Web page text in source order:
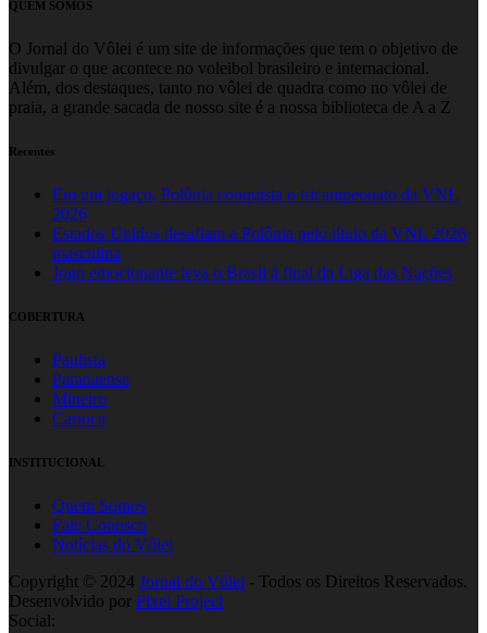
QUEM SOMOS
O Jornal do Vôlei é um site de informações que tem o objetivo de
divulgar o que acontece no voleibol brasileiro e internacional.
Além, dos destaques, tanto no vôlei de quadra como no vôlei de
praia, a grande sacada de nosso site é a nossa biblioteca de A a Z
Recentes
Em um jogaço, Polônia conquista o tricampeonato da VNL
2026
Estados Unidos desafiam a Polônia pelo título da VNL 2026
masculina
Jogo emocionante leva o Brasil à final da Liga das Nações
COBERTURA
Paulista
Paranaense
Mineiro
Carioca
INSTITUCIONAL
Quem Somos
Fale Conosco
Notícias do Vôlei
Copyright © 2024 Jornal do Vôlei - Todos os Direitos Reservados.
Desenvolvido por Pixel Project
Social: